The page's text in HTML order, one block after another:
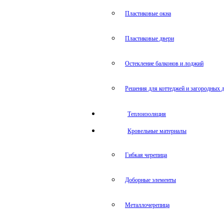
Пластиковые окна
Пластиковые двери
Остекление балконов и лоджий
Решения для коттеджей и загородных
Теплоизоляция
Кровельные материалы
Гибкая черепица
Доборные элементы
Металлочерепица